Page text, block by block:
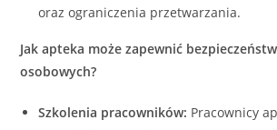
oraz ograniczenia przetwarzania.
Jak apteka może zapewnić
osobowych?
Szkolenia pracowników: Pracownicy